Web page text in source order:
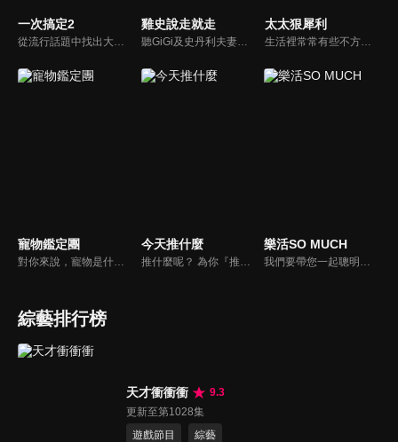
一次搞定2
從流行話題中找出大眾關心的、正在煩惱的問題，由台灣好媳婦佩甄與日本型男風田親身實驗，替觀眾解決生活的大小事，傳授生活密技讓你「一次搞定」！
雞史說走就走
聽GiGi及史丹利夫妻兩人的有趣對話和故事，讓一成不變的生活，多一些笑聲！
太太狠犀利
生活裡常常有些不方便，但其實只要有一些小創意，就會讓生活變得更有趣，就讓美食達人焦志方與生活玩家巴鈺帶領專家們，告訴大家最即時、最便利、最實用的解決之道！
寵物鑑定團
對你來說，寵物是什麼？是一個在你寂寞時靜靜守候著的朋友？還是處處依賴你生活的牽絆呢？我想大多數人的答案應該選擇以上皆是吧。在節目中告訴觀眾們如何飼養家裡寵物，並捕捉飼養過程中的趣味花絮，藉由主持人與來賓的生動談話中，讓觀眾了解人類飼養寵物的歷史，寵物會有哪些習性以及需要等問題。
今天推什麼
推什麼呢？ 為你『推』上熱騰騰第一手消息！時下最新、最夯！吃喝玩樂食衣住行藝文活動，哪邊流行哪邊去！好物推薦真心不騙！跟著《今天推什麼》走在潮流最前線！
樂活SO MUCH
我們要帶您一起聰明快樂過生活！由聰明生活家張雅芳主持的健康休閒資訊類節目，主題式介紹探討各種飲食、保健、醫學、休閒、民生、環保等，各種國人關心的樂活新訊，讓觀眾朋友一同感受快樂、用心過生活，其實就是那麼的簡單。
綜藝排行榜
天才衝衝衝
9.3
更新至第1028集
遊戲節目
綜藝